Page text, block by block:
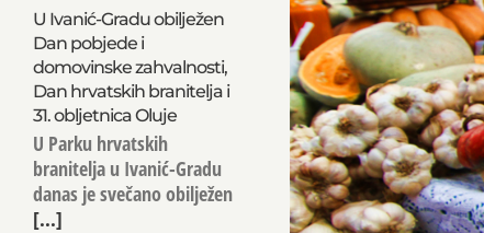
U Ivanić-Gradu obilježen
Dan pobjede i
domovinske zahvalnosti,
Dan hrvatskih branitelja i
31. obljetnica Oluje
U Parku hrvatskih
branitelja u Ivanić-Gradu
danas je svečano obilježen
[...]